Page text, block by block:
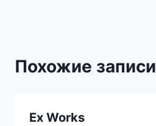
Похожие записи
Ex Works